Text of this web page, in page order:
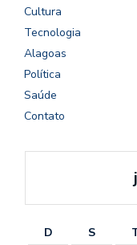
Cultura
Tecnologia
Alagoas
Política
Saúde
Contato
D S